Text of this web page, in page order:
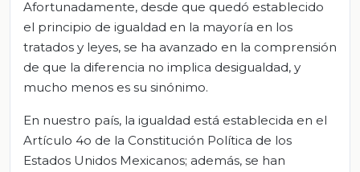
Afortunadamente, desde que quedó establecido
el principio de igualdad en la mayoría en los
tratados y leyes, se ha avanzado en la comprensión
de que la diferencia no implica desigualdad, y
mucho menos es su sinónimo.
En nuestro país, la igualdad está establecida en el
Artículo 4o de la Constitución Política de los
Estados Unidos Mexicanos; además, se han